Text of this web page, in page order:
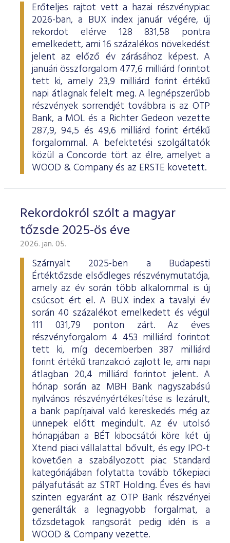
Erőteljes rajtot vett a hazai részvénypiac
2026-ban, a BUX index január végére, új
rekordot elérve 128 831,58 pontra
emelkedett, ami 16 százalékos növekedést
jelent az előző év zárásához képest. A
januári összforgalom 477,6 milliárd forintot
tett ki, amely 23,9 milliárd forint értékű
napi átlagnak felelt meg. A legnépszerűbb
részvények sorrendjét továbbra is az OTP
Bank, a MOL és a Richter Gedeon vezette
287,9, 94,5 és 49,6 milliárd forint értékű
forgalommal. A befektetési szolgáltatók
közül a Concorde tört az élre, amelyet a
WOOD & Company és az ERSTE követett.
Rekordokról szólt a magyar
tőzsde 2025-ös éve
2026. jan. 05.
Szárnyalt 2025-ben a Budapesti
Értéktőzsde elsődleges részvénymutatója,
amely az év során több alkalommal is új
csúcsot ért el. A BUX index a tavalyi év
során 40 százalékot emelkedett és végül
111 031,79 ponton zárt. Az éves
részvényforgalom 4 453 milliárd forintot
tett ki, míg decemberben 387 milliárd
forint értékű tranzakció zajlott le, ami napi
átlagban 20,4 milliárd forintot jelent. A
hónap során az MBH Bank nagyszabású
nyilvános részvényértékesítése is lezárult,
a bank papírjaival való kereskedés még az
ünnepek előtt megindult. Az év utolsó
hónapjában a BÉT kibocsátói köre két új
Xtend piaci vállalattal bővült, és egy IPO-t
követően a szabályozott piac Standard
kategóriájában folytatta tovább tőkepiaci
pályafutását az STRT Holding. Éves és havi
szinten egyaránt az OTP Bank részvényei
generálták a legnagyobb forgalmat, a
tőzsdetagok rangsorát pedig idén is a
WOOD & Company vezette.